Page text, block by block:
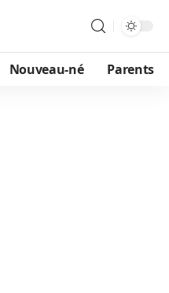
Nouveau-né Parents